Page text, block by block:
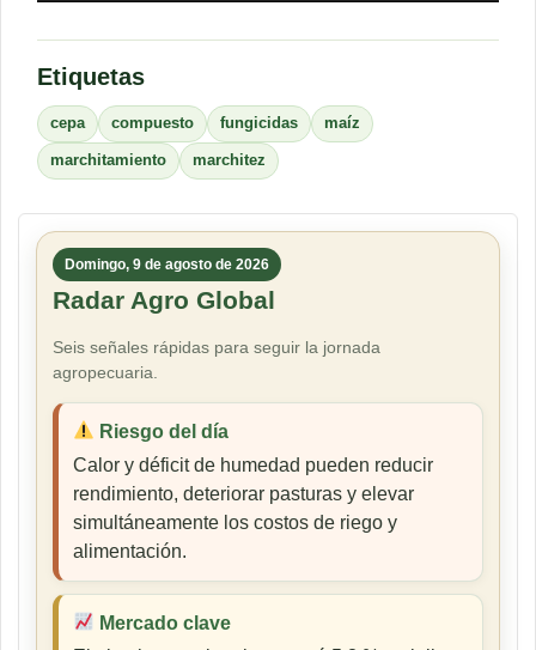
Etiquetas
cepa compuesto fungicidas maíz
marchitamiento marchitez
Domingo, 9 de agosto de 2026
Radar Agro Global
Seis señales rápidas para seguir la jornada
agropecuaria.
Riesgo del día
Calor y déficit de humedad pueden reducir
rendimiento, deteriorar pasturas y elevar
simultáneamente los costos de riego y
alimentación.
Mercado clave